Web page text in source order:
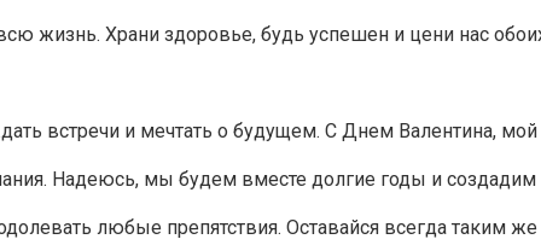
жизнь. Храни здоровье, будь успешен и цени нас
встречи и мечтать о будущем. С Днем Валентина,
Надеюсь, мы будем вместе долгие годы и
любые препятствия. Оставайся всегда